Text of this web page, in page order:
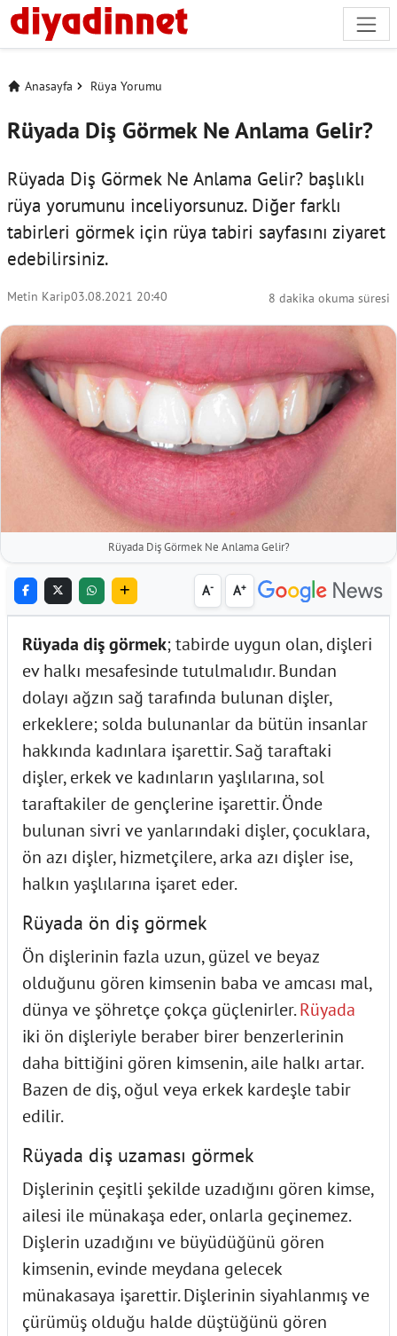
Anasayfa Rüya Yorumu
Rüyada Diş Görmek Ne Anlama Gelir?
Rüyada Diş Görmek Ne Anlama Gelir? başlıklı
rüya yorumunu inceliyorsunuz. Diğer farklı
tabirleri görmek için rüya tabiri sayfasını ziyaret
edebilirsiniz.
Metin Karip03.08.2021 20:40 8 dakika okuma süresi
Rüyada Diş Görmek Ne Anlama Gelir?
A- A+
Rüyada diş görmek; tabirde uygun olan, dişleri
ev halkı mesafesinde tutulmalıdır. Bundan
dolayı ağzın sağ tarafında bulunan dişler,
erkeklere; solda bulunanlar da bütün insanlar
hakkında kadınlara işarettir. Sağ taraftaki
dişler, erkek ve kadınların yaşlılarına, sol
taraftakiler de gençlerine işarettir. Önde
bulunan sivri ve yanlarındaki dişler, çocuklara,
ön azı dişler, hizmetçilere, arka azı dişler ise,
halkın yaşlılarına işaret eder.
Rüyada ön diş görmek
Ön dişlerinin fazla uzun, güzel ve beyaz
olduğunu gören kimsenin baba ve amcası mal,
dünya ve şöhretçe çokça güçlenirler.Rüyada
iki ön dişleriyle beraber birer benzerlerinin
daha bittiğini gören kimsenin, aile halkı artar.
Bazen de diş, oğul veya erkek kardeşle tabir
edilir.
Rüyada diş uzaması görmek
Dişlerinin çeşitli şekilde uzadığını gören kimse,
ailesi ile münakaşa eder, onlarla geçinemez.
Dişlerin uzadığını ve büyüdüğünü gören
kimsenin, evinde meydana gelecek
münakasaya işarettir. Dişlerinin siyahlanmış ve
çürümüş olduğu halde düştüğünü gören